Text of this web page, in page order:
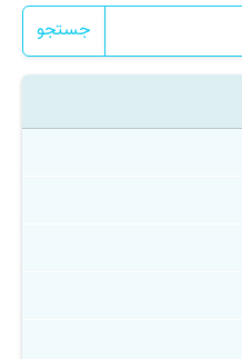
جستجو